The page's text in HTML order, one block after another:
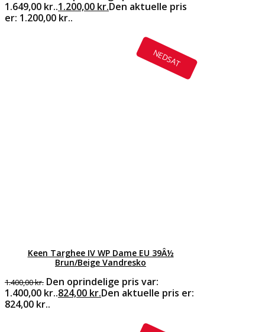
1.649,00 kr..1.200,00 kr.Den aktuelle pris
er: 1.200,00 kr..
NEDSAT
Keen Targhee IV WP Dame EU 39Â½
Brun/Beige Vandresko
1.400,00kr. Den oprindelige pris var:
1.400,00 kr..824,00 kr.Den aktuelle pris er:
824,00 kr..